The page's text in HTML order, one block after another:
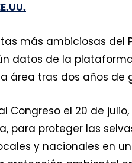
más ambiciosas del
datos de la
área tras dos años de
Congreso el 20 de
para proteger las
y nacionales en